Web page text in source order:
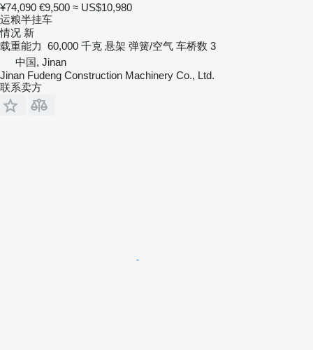
¥74,090 €9,500 ≈ US$10,980
运粮半挂车
情况 新
载重能力 60,000 千克 悬架 弹簧/空气 车桥数 3
中国, Jinan
Jinan Fudeng Construction Machinery Co., Ltd.
联系卖方